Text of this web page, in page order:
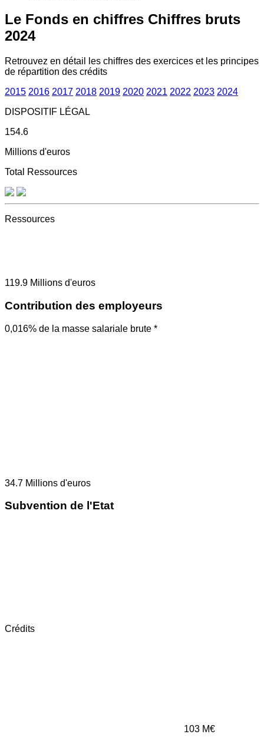
Le Fonds en chiffres Chiffres bruts
2024
Retrouvez en détail les chiffres des exercices et les principes
de répartition des crédits
2015 2016 2017 2018 2019 2020 2021 2022 2023 2024
DISPOSITIF LÉGAL
154.6
Millions d'euros
Total Ressources
Ressources
119.9 Millions d'euros
Contribution des employeurs
0,016% de la masse salariale brute *
34.7 Millions d'euros
Subvention de l'Etat
Crédits
103 M€